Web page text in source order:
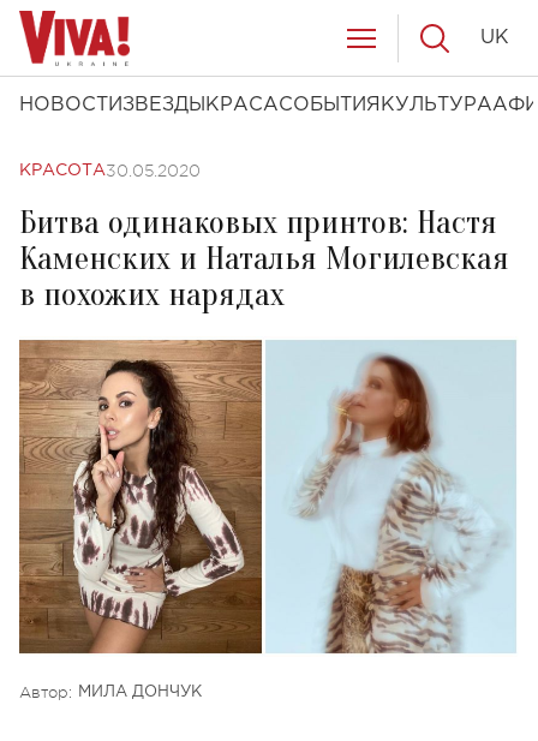
НОВОСТИ ЗВЕЗДЫ КРАСАСОБЫТИЯ КУЛЬТУРА
UK
КРАСОТА30.05.2020
Битва одинаковых принтов: Настя
Каменских и Наталья Могилевская
в похожих нарядах
Автор: МИЛА ДОНЧУК